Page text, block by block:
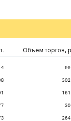
Объем торгов,